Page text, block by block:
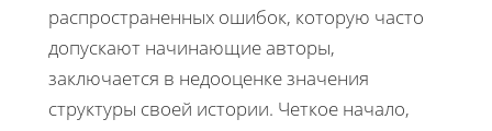
распространенных ошибок, которую часто
допускают начинающие авторы,
заключается в недооценке значения
структуры своей истории. Четкое начало,